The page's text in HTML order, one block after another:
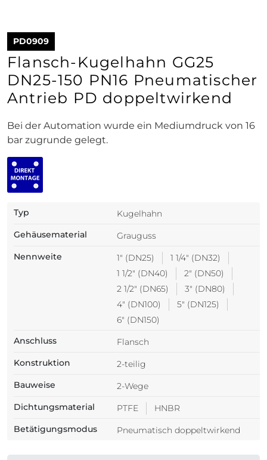
PD0909
Flansch-Kugelhahn GG25
DN25-150 PN16 Pneumatischer
Antrieb PD doppeltwirkend
Bei der Automation wurde ein Mediumdruck von 16
bar zugrunde gelegt.
Typ
Kugelhahn
Gehäusematerial
Grauguss
Nennweite
1" (DN25)
1 1/4" (DN32)
1 1/2" (DN40)
2" (DN50)
2 1/2" (DN65)
3" (DN80)
4" (DN100)
5" (DN125)
6" (DN150)
Anschluss
Flansch
Konstruktion
2-teilig
Bauweise
2-Wege
Dichtungsmaterial
PTFE
HNBR
Betätigungsmodus
Pneumatisch doppeltwirkend